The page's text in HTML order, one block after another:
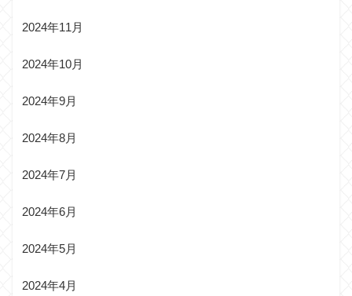
2024年11月
2024年10月
2024年9月
2024年8月
2024年7月
2024年6月
2024年5月
2024年4月